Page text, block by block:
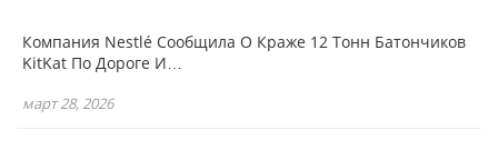
Компания Nestlé Сообщила О Краже 12 Тонн Батончиков
KitKat По Дороге И…
март 28, 2026